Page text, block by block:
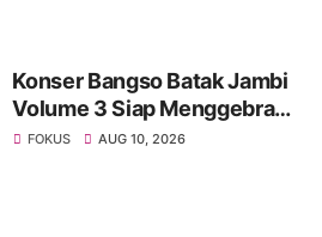
Konser Bangso Batak Jambi
Volume 3 Siap Menggebrak!
Menampilkan Marsada Band
FOKUS AUG 10, 2026